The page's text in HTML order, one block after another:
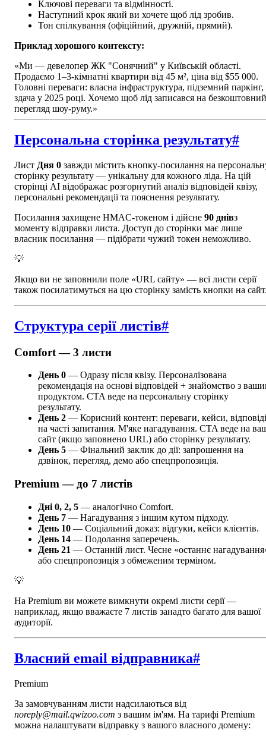
Ключові переваги та відмінності.
Наступний крок який ви хочете щоб лід зробив.
Тон спілкування (офіційний, дружній, прямий).
Приклад хорошого контексту:
«Ми — девелопер ЖК "Сонячний" у Київській області.
Продаємо 1–3-кімнатні квартири від 45 м², ціна від $55 000.
Головні переваги: власна інфраструктура, підземний паркінг,
здача у 2025 році. Хочемо щоб лід записався на безкоштовний
перегляд шоу-руму.»
Персональна сторінка результату#
Лист Дня 0 завжди містить кнопку-посилання на
сторінку результату — унікальну для кожного ліда. На цій
сторінці AI відображає розгорнутий аналіз відповідей квізу,
персональні рекомендації та пояснення результату.
Посилання захищене HMAC-токеном і дійсне 90 днівз
моменту відправки листа. Доступ до сторінки має лише
власник посилання — підібрати чужий токен неможливо.
💡
Якщо ви не заповнили поле «URL сайту» — всі листи серії
також посилатимуться на цю сторінку замість кнопки на
Структура серії листів#
Comfort — 3 листи
День 0 — Одразу після квізу. Персоналізована
рекомендація на основі відповідей + знайомство з
продуктом. CTA веде на персональну сторінку
результату.
День 2 — Корисний контент: переваги, кейси, відповіді
на часті запитання. М'яке нагадування. CTA веде на
сайт (якщо заповнено URL) або сторінку результату.
День 5 — Фінальний заклик до дії: запрошення на
дзвінок, перегляд, демо або спецпропозиція.
Premium — до 7 листів
Дні 0, 2, 5 — аналогічно Comfort.
День 7 — Нагадування з іншим кутом підходу.
День 10 — Соціальний доказ: відгуки, кейси клієнтів.
День 14 — Подолання заперечень.
День 21 — Останній лист. Чесне «останнє
або спецпропозиція з обмеженим терміном.
💡
На Premium ви можете вимкнути окремі листи серії —
наприклад, якщо вважаєте 7 листів занадто багато для вашої
аудиторії.
Власний email відправника#
Premium
За замовчуванням листи надсилаються від
noreply@mail.qwizoo.com з вашим ім'ям. На тарифі Premium
можна налаштувати відправку з вашого власного домену: